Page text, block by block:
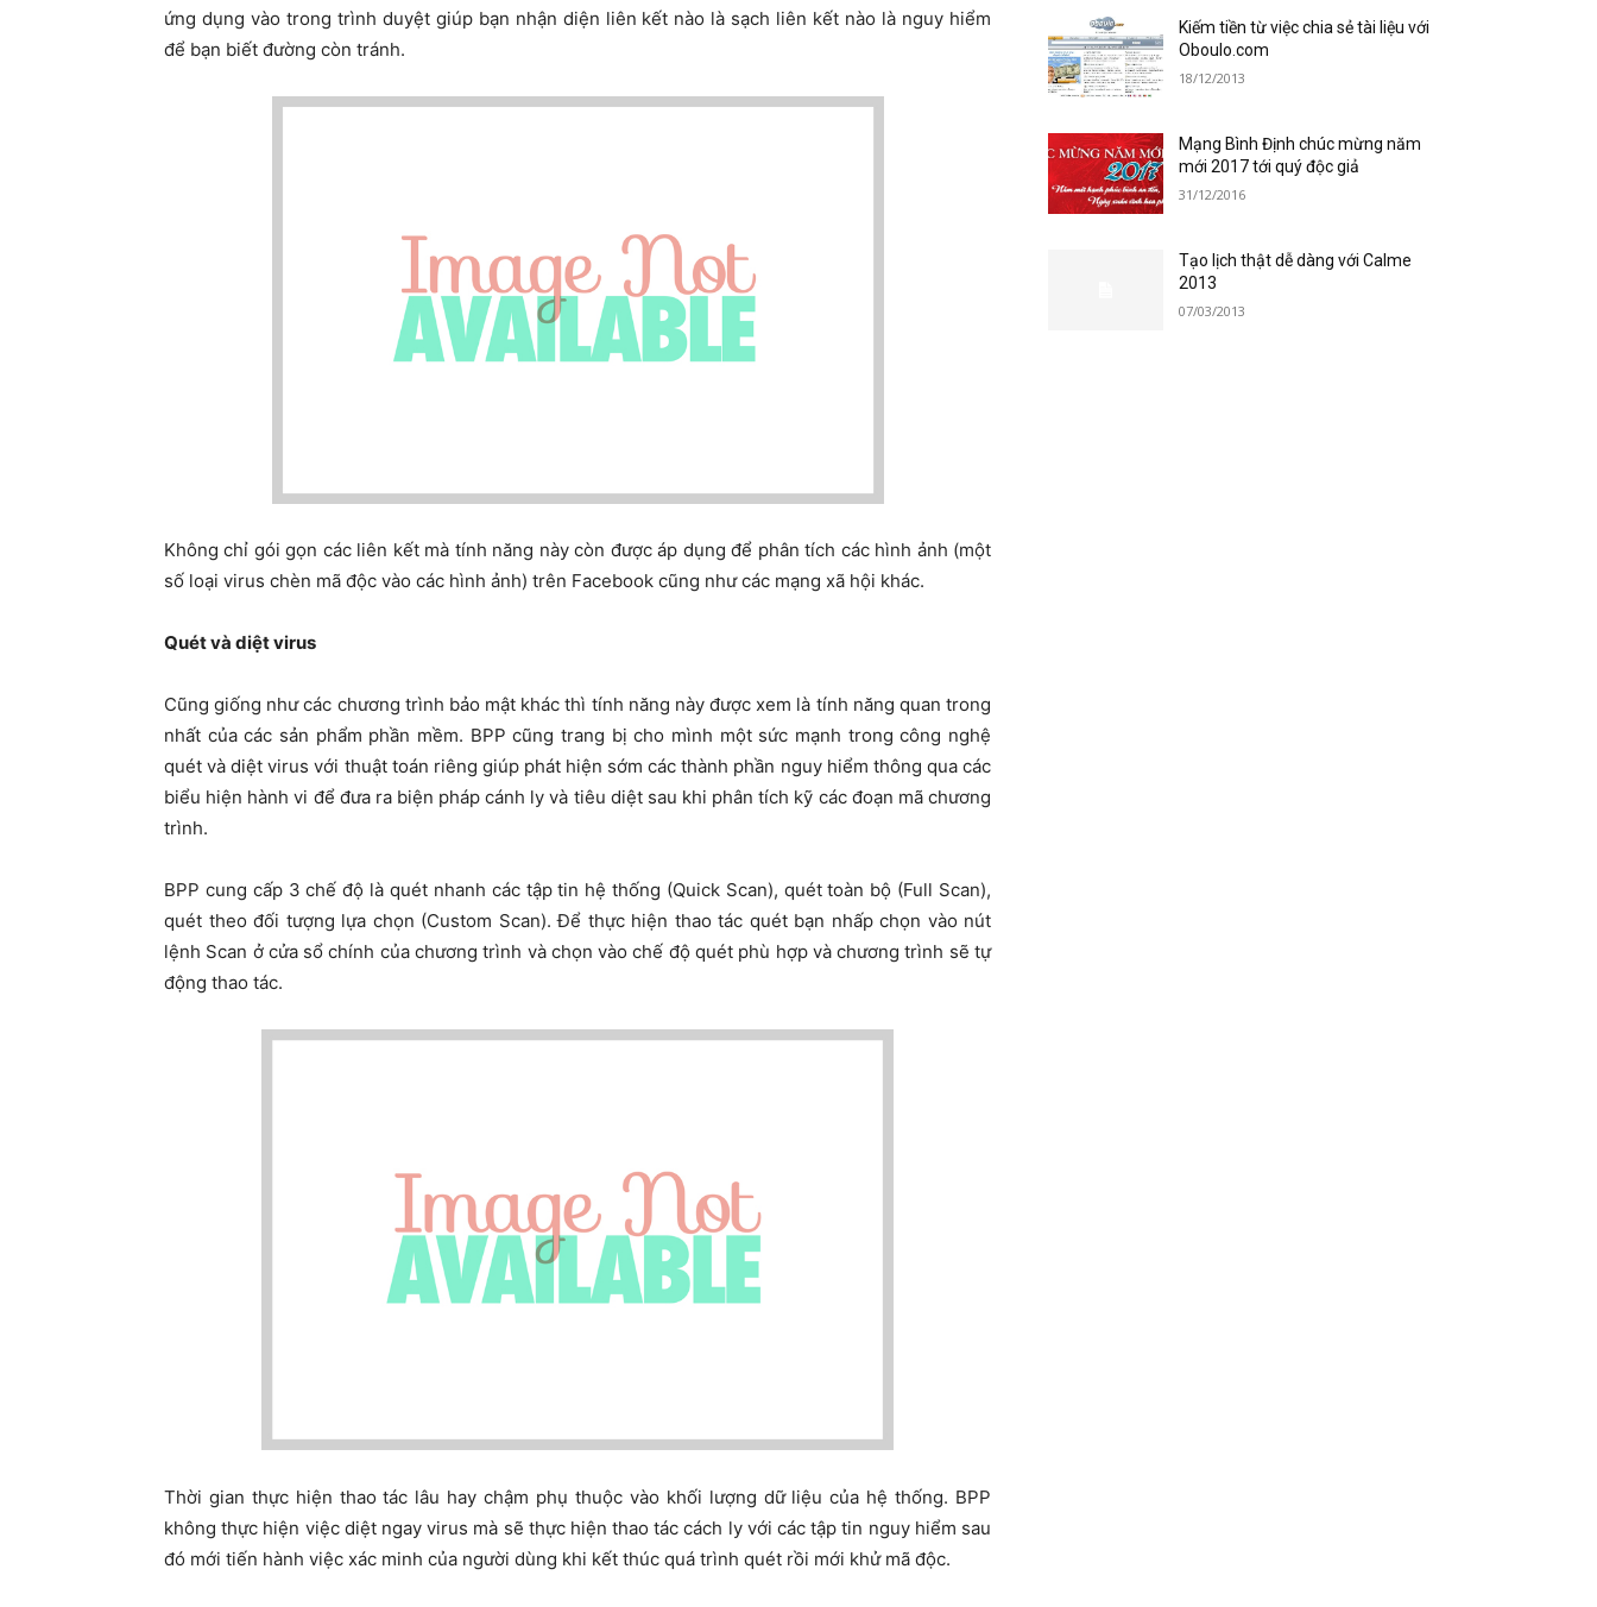
ứng dụng vào trong trình duyệt giúp bạn nhận diện liên kết nào là sạch liên kết nào là nguy hiểm
để bạn biết đường còn tránh.
Không chỉ gói gọn các liên kết mà tính năng này còn được áp dụng để phân tích các hình ảnh (một
số loại virus chèn mã độc vào các hình ảnh) trên Facebook cũng như các mạng xã hội khác.
Quét và diệt virus
Cũng giống như các chương trình bảo mật khác thì tính năng này được xem là tính năng quan trong
nhất của các sản phẩm phần mềm. BPP cũng trang bị cho mình một sức mạnh trong công nghệ
quét và diệt virus với thuật toán riêng giúp phát hiện sớm các thành phần nguy hiểm thông qua các
biểu hiện hành vi để đưa ra biện pháp cánh ly và tiêu diệt sau khi phân tích kỹ các đoạn mã chương
trình.
BPP cung cấp 3 chế độ là quét nhanh các tập tin hệ thống (Quick Scan), quét toàn bộ (Full Scan),
quét theo đối tượng lựa chọn (Custom Scan). Để thực hiện thao tác quét bạn nhấp chọn vào nút
lệnh Scan ở cửa sổ chính của chương trình và chọn vào chế độ quét phù hợp và chương trình sẽ tự
động thao tác.
Thời gian thực hiện thao tác lâu hay chậm phụ thuộc vào khối lượng dữ liệu của hệ thống. BPP
không thực hiện việc diệt ngay virus mà sẽ thực hiện thao tác cách ly với các tập tin nguy hiểm sau
đó mới tiến hành việc xác minh của người dùng khi kết thúc quá trình quét rồi mới khử mã độc.
Kiếm tiền từ việc chia sẻ tài liệu với
Oboulo.com
18/12/2013
Mạng Bình Định chúc mừng năm
mới 2017 tới quý độc giả
31/12/2016
Tạo lịch thật dễ dàng với Calme
2013
07/03/2013